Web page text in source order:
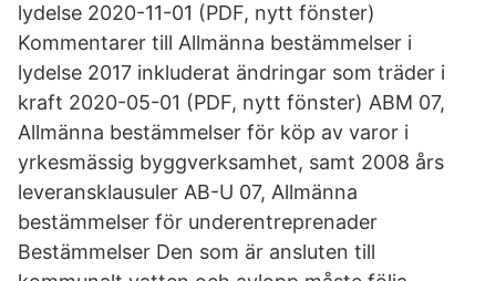
lydelse 2020-11-01 (PDF, nytt fönster)
Kommentarer till Allmänna bestämmelser i
lydelse 2017 inkluderat ändringar som träder i
kraft 2020-05-01 (PDF, nytt fönster) ABM 07,
Allmänna bestämmelser för köp av varor i
yrkesmässig byggverksamhet, samt 2008 års
leveransklausuler AB-U 07, Allmänna
bestämmelser för underentreprenader
Bestämmelser Den som är ansluten till